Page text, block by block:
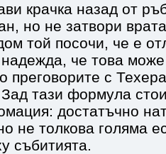
крачка назад от
но не затвори
той посочи, че е
надежда, че това
преговорите с
тази формула
достатъчно
не толкова голяма
събитията.